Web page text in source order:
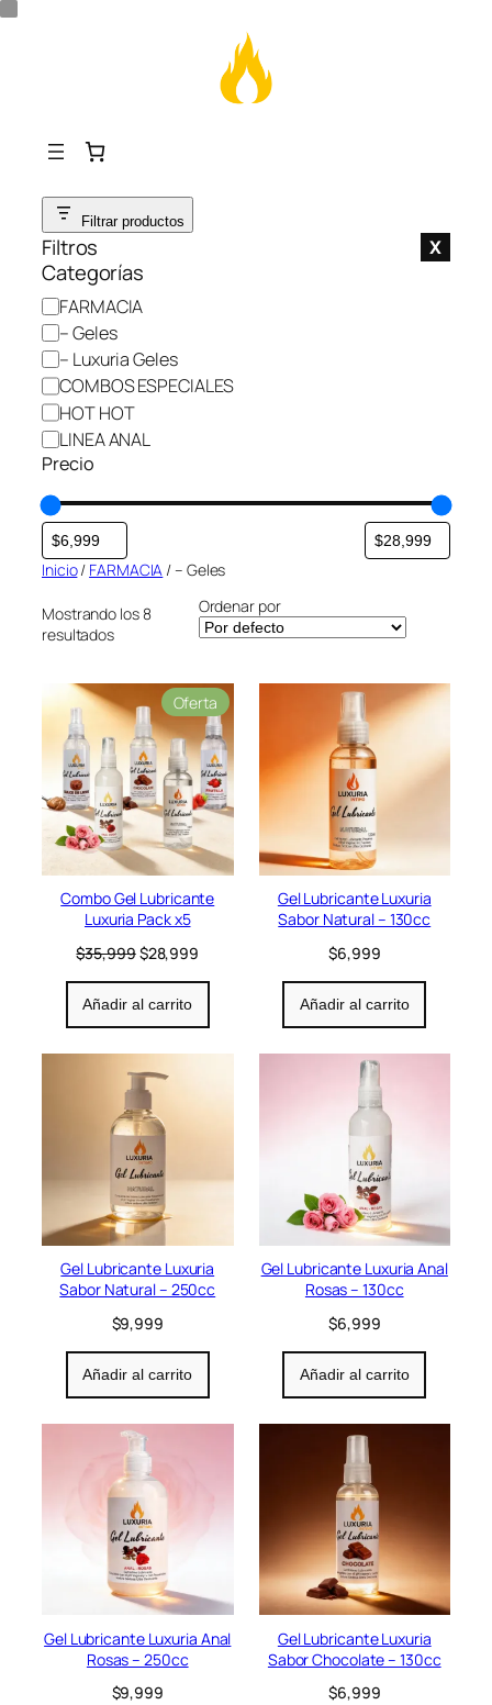
Saltar
contenido
Filtrar productos
Filtros X
Categorías
C
a
t
e
g
o
r
í
a
FARMACIA
– Geles
– Luxuria Geles
COMBOS ESPECIALES
HOT HOT
LINEA ANAL
Precio
Inicio/ FARMACIA / – Geles
Mostrando los 8
resultados
Ordenar por
Oferta
r
o
d
u
c
e
Combo Gel Lubricante
Luxuria Pack x5
$35,999E
p
r
e
c
i
o
r
i
g
i
n
a
l
e
a
:
$
,
9
9
9
.
$28,999
e
c
u
e
s
:
8
Añadir al carrito
Gel Lubricante Luxuria
Sabor Natural – 130cc
$6,999
Añadir al carrito
Gel Lubricante Luxuria
Sabor Natural – 250cc
$9,999
Añadir al carrito
Gel Lubricante Luxuria Anal
Rosas – 130cc
$6,999
Añadir al carrito
Gel Lubricante Luxuria Anal
Rosas – 250cc
$9,999
Gel Lubricante Luxuria
Sabor Chocolate – 130cc
$6,999